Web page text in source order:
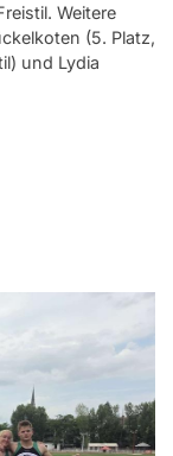
Weitere
(5. Platz,
und Lydia